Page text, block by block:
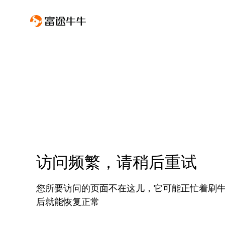
访问频繁，请稍后重试
您所要访问的页面不在这儿，它可能正忙着刷
后就能恢复正常